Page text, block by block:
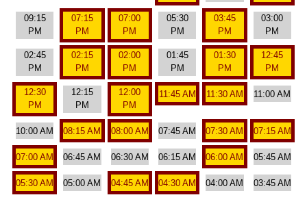
09:15
PM
07:15
PM
07:00
PM
05:30
PM
03:45
PM
03:00
PM
02:45
PM
02:15
PM
02:00
PM
01:45
PM
01:30
PM
12:45
PM
12:30
PM
12:15
PM
12:00
PM
11:45 AM 11:30 AM 11:00 AM
10:00 AM 08:15 AM 08:00 AM 07:45 AM 07:30 AM 07:15 AM
07:00 AM 06:45 AM 06:30 AM 06:15 AM 06:00 AM 05:45 AM
05:30 AM 05:00 AM 04:45 AM 04:30 AM 04:00 AM 03:45 AM